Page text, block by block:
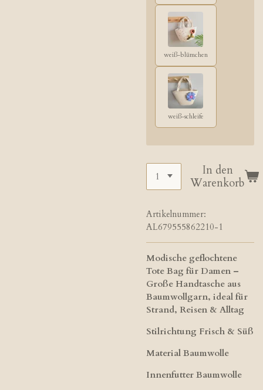
weiß-blümchen
weiß-schleife
In den
Warenkorb
Artikelnummer:
AL679555862210-1
Modische geflochtene
Tote Bag für Damen –
Große Handtasche aus
Baumwollgarn, ideal für
Strand, Reisen & Alltag
Stilrichtung Frisch & Süß
Material Baumwolle
Innenfutter Baumwolle